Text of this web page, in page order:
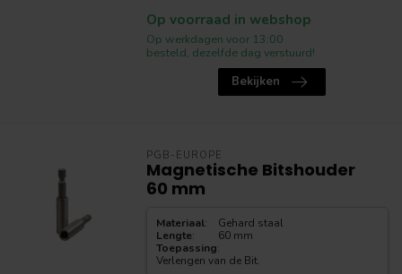
Op voorraad in webshop
Op werkdagen voor 13:00
besteld, dezelfde dag verstuurd!
Bekijken
PGB-EUROPE
Magnetische Bitshouder
60 mm
Materiaal:
Gehard staal
Lengte:
60 mm
Toepassing:
Verlengen van de Bit.